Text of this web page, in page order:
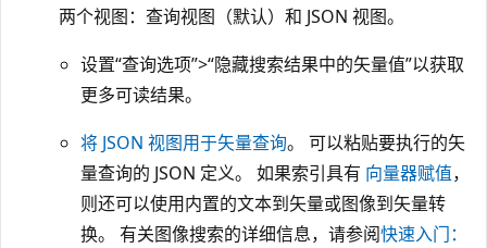
两个视图：查询视图（默认）和 JSON 视图。
设置“查询选项”>“隐藏搜索结果中的矢量值”以获取
更多可读结果。
将 JSON 视图用于矢量查询。 可以粘贴要执行的矢
量查询的 JSON 定义。 如果索引具有 向量器赋值，
则还可以使用内置的文本到矢量或图像到矢量转
换。 有关图像搜索的详细信息，请参阅快速入门：